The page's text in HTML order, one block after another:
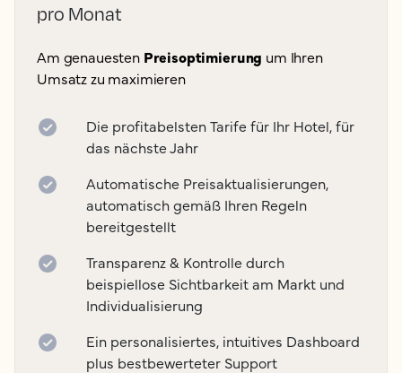
pro Monat
Am genauesten Preisoptimierung um Ihren
Umsatz zu maximieren
Die profitabelsten Tarife für Ihr Hotel, für
das nächste Jahr
Automatische Preisaktualisierungen,
automatisch gemäß Ihren Regeln
bereitgestellt
Transparenz & Kontrolle durch
beispiellose Sichtbarkeit am Markt und
Individualisierung
Ein personalisiertes, intuitives Dashboard
plus bestbewerteter Support